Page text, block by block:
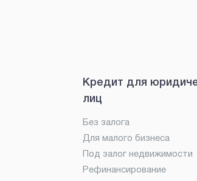
Кредит для
лиц
Без залога
Для малого бизнеса
Под залог недвижимости
Рефинансирование